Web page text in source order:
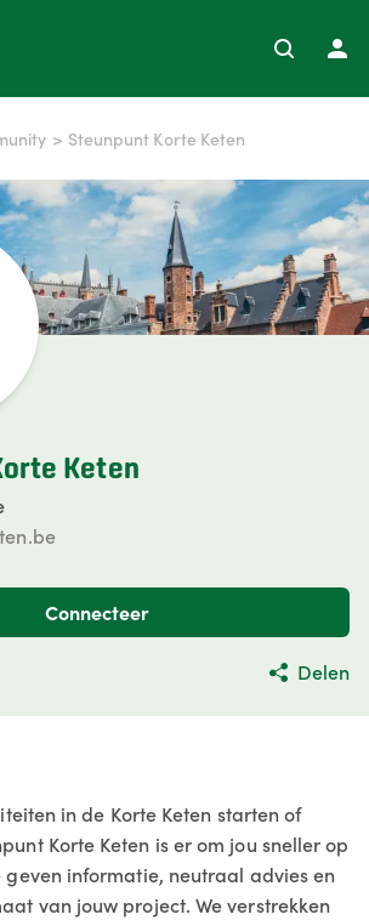
> Steunpunt Korte Keten
Keten
Connecteer
Delen
in de Korte Keten starten of
Korte Keten is er om jou sneller op
geven informatie, neutraal advies en
van jouw project. We verstrekken